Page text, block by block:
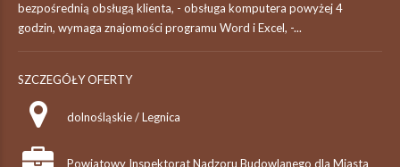
bezpośrednią obsługą klienta, - obsługa komputera powyżej 4
godzin, wymaga znajomości programu Word i Excel, -...
SZCZEGÓŁY OFERTY
dolnośląskie / Legnica
Powiatowy Inspektorat Nadzoru Budowlanego dla Miasta